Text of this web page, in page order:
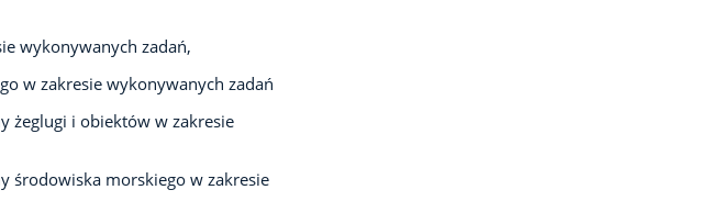
wykonywanych zadań,
w zakresie wykonywanych zadań
żeglugi i obiektów w zakresie
środowiska morskiego w zakresie